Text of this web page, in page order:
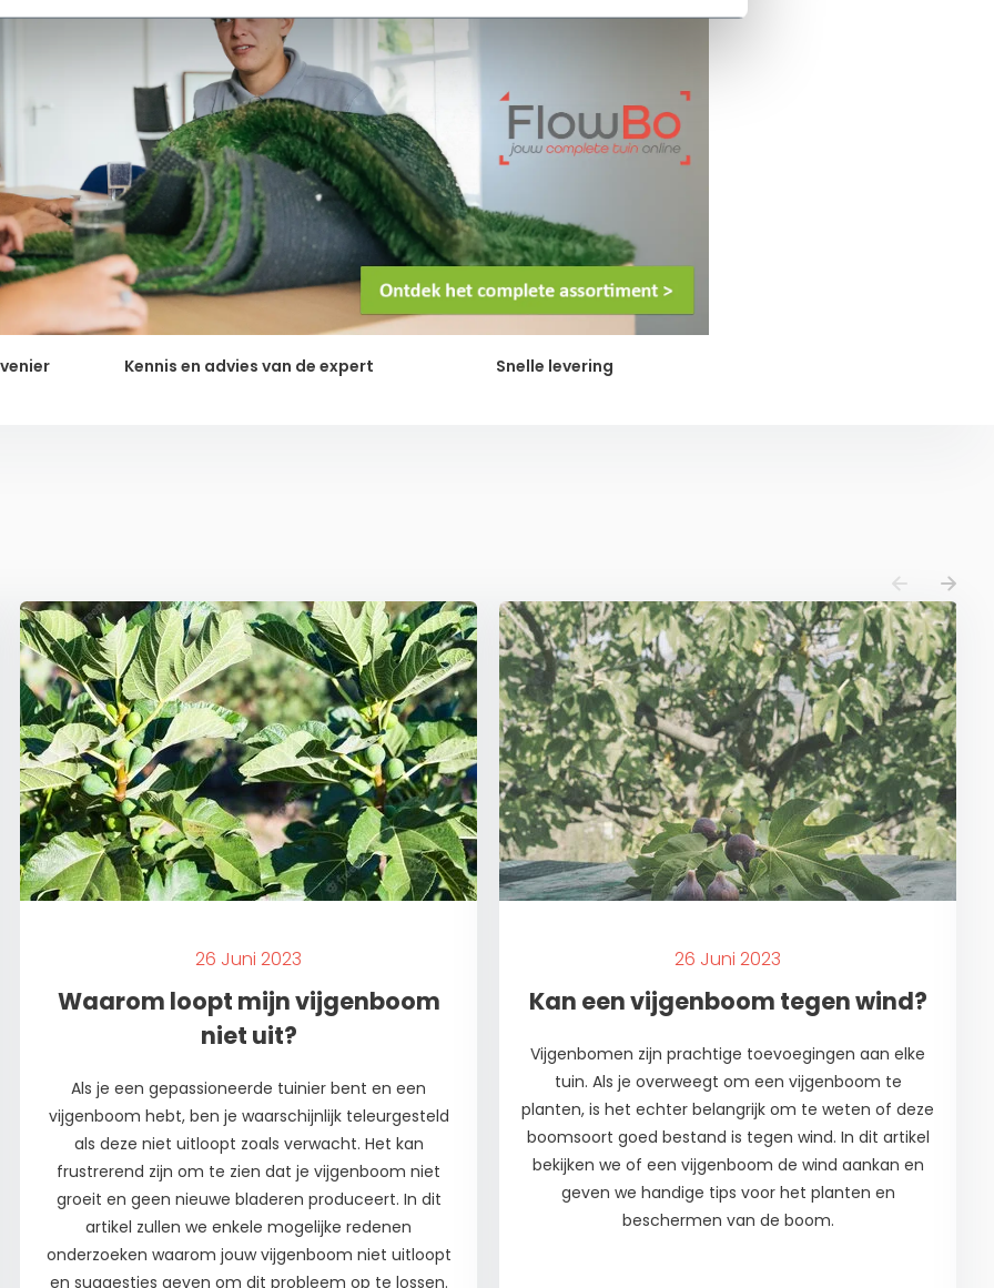
Kennis en advies van de expert Snelle levering
26 Juni 2023
Waarom loopt mijn vijgenboom
niet uit?
Als je een gepassioneerde tuinier bent en een
vijgenboom hebt, ben je waarschijnlijk teleurgesteld
als deze niet uitloopt zoals verwacht. Het kan
frustrerend zijn om te zien dat je vijgenboom niet
groeit en geen nieuwe bladeren produceert. In dit
artikel zullen we enkele mogelijke redenen
onderzoeken waarom jouw vijgenboom niet uitloopt
en suggesties geven om dit probleem op te lossen.
26 Juni 2023
Kan een vijgenboom tegen wind?
Vijgenbomen zijn prachtige toevoegingen aan elke
tuin. Als je overweegt om een vijgenboom te
planten, is het echter belangrijk om te weten of deze
boomsoort goed bestand is tegen wind. In dit artikel
bekijken we of een vijgenboom de wind aankan en
geven we handige tips voor het planten en
beschermen van de boom.